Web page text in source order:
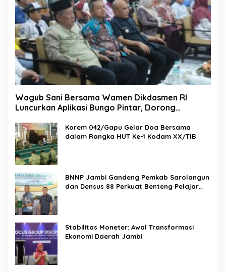
Wagub Sani Bersama Wamen Dikdasmen RI
Luncurkan Aplikasi Bungo Pintar, Dorong
Korem 042/Gapu Gelar Doa Bersama
dalam Rangka HUT Ke-1 Kodam XX/TIB
BNNP Jambi Gandeng Pemkab Sarolangun
dan Densus 88 Perkuat Benteng Pelajar
Stabilitas Moneter: Awal Transformasi
Ekonomi Daerah Jambi